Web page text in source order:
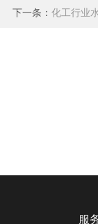
下一条： 化工行业
服